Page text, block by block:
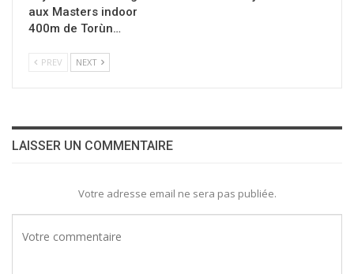
aux Masters indoor
400m de Torùn…
PREV NEXT
LAISSER UN COMMENTAIRE
Votre adresse email ne sera pas publiée.